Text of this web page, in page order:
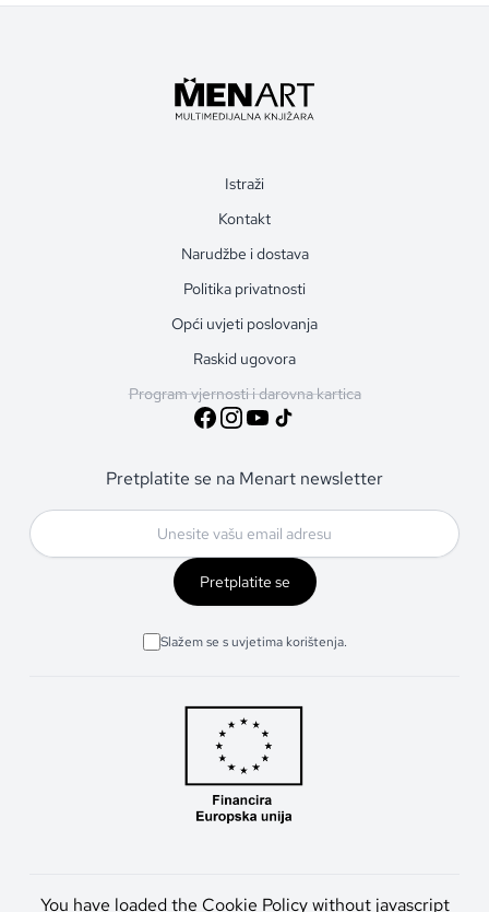
Istraži
Kontakt
Narudžbe i dostava
Politika privatnosti
Opći uvjeti poslovanja
Raskid ugovora
Program vjernosti i darovna kartica
Pretplatite se na Menart newsletter
Pretplatite se
Slažem se s uvjetima korištenja.
You have loaded the Cookie Policy without javascript